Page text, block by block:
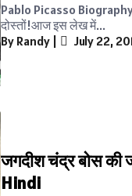
Pablo Picasso Biography
दोस्तों!आज इस लेख में...
By Randy | July 22,
जगदीश चंद्र बोस
Hindi